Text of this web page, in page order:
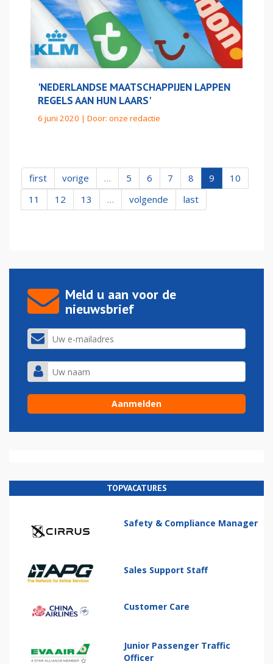
'NEDERLANDSE MAATSCHAPPIJEN LAPPEN
REGELS AAN HUN LAARS'
6 juni 2020 | Door: onze redactie
first vorige … 5 6 7 8 9
10
11
12 13 … volgende last
Meld u aan voor de
nieuwsbrief
TOPVACATURES
Safety & Compliance Manager
Sales Support Staff
Customer Care
Junior Passenger Traffic
Officer